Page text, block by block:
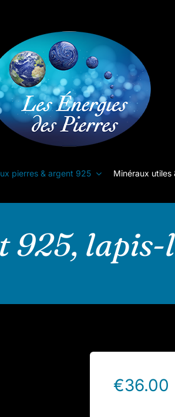
pierres & argent 925 Minéraux utiles
925,
€36.00